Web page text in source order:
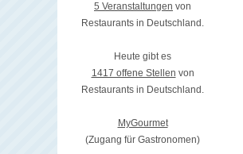
5 Veranstaltungen von
Restaurants in Deutschland.
Heute gibt es
1417 offene Stellen von
Restaurants in Deutschland.
MyGourmet
(Zugang für Gastronomen)